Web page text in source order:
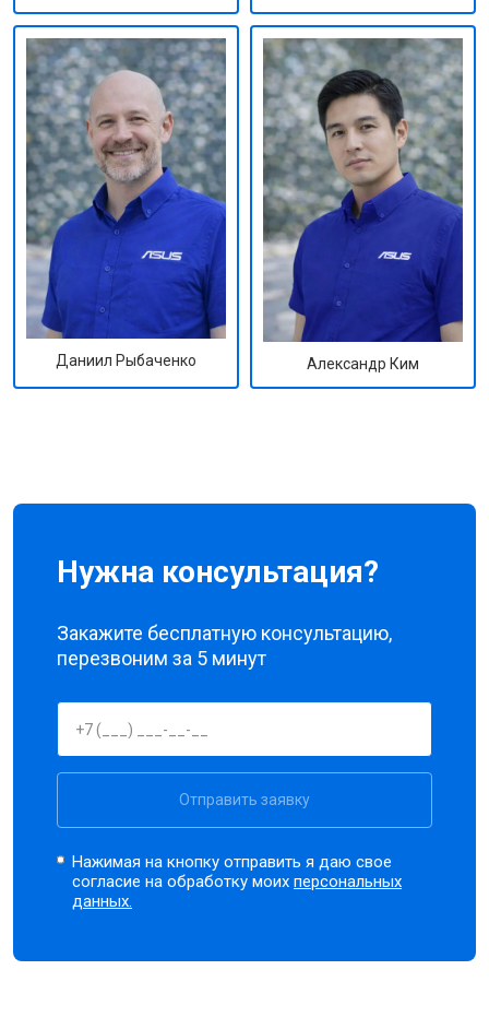
Даниил Рыбаченко Александр Ким
Нужна консультация?
Закажите бесплатную консультацию,
перезвоним за 5 минут
Отправить заявку
Нажимая на кнопку отправить я даю свое
согласие на обработку моихперсональных
данных.